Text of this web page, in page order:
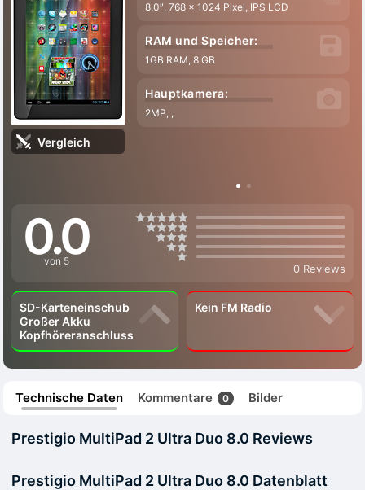
Vergleich
8.0″, 768 x 1024 Pixel, IPS LCD
RAM und Speicher:
1GB RAM, 8 GB
Hauptkamera:
2MP, ,
0.0
von 5
0 Reviews
SD-Karteneinschub
Großer Akku
Kopfhöreranschluss
Kein FM Radio
Technische Daten Kommentare 0 Bilder
Prestigio MultiPad 2 Ultra Duo 8.0 Reviews
Prestigio MultiPad 2 Ultra Duo 8.0 Datenblatt